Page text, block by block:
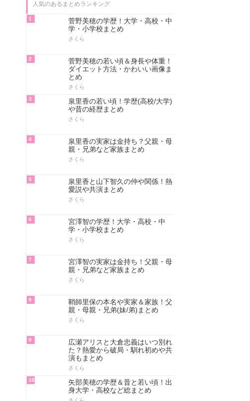
人気のあるまとめランキング
1
菅野美穂の学歴！大学・高校・中
学・小学校まとめ
さくら
2
菅野美穂の若い頃＆身長や体重！
ダイエット方法・かわいい画像ま
とめ
さくら
3
泉里香の若い頃！学歴(高校/大学)
や昔の経歴まとめ
さくら
4
泉里香の実家は金持ち？父親・母
親・兄弟など家族まとめ
さくら
5
泉里香と山下智久の仲や関係！熱
愛説や共演まとめ
さくら
6
宮澤智の学歴！大学・高校・中
学・小学校まとめ
さくら
7
宮澤智の実家は金持ち！父親・母
親・兄弟など家族まとめ
さくら
8
鞘師里保の本名や実家＆家族！父
親・母親・兄弟(妹/弟)まとめ
さくら
9
広瀬アリスと大倉忠義はいつ別れ
た？熱愛から破局・馴れ初めや共
演もまとめ
さくら
10
矢部美穂の学歴＆昔と若い頃！出
身大学・高校など総まとめ